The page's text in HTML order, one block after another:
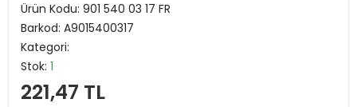
Ürün Kodu: 901 540 03 17 FR
Barkod: A9015400317
Kategori:
Stok: 1
221,47 TL